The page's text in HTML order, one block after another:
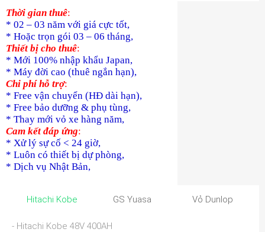
Thời gian thuê:
* 02 – 03 năm với giá cực tốt,
* Hoặc trọn gói 03 – 06 tháng,
Thiết bị cho thuê:
* Mới 100% nhập khẩu Japan,
* Máy đời cao (thuê ngắn hạn),
Chi phí hỗ trợ:
* Free vận chuyển (HĐ dài hạn),
* Free bảo dưỡng & phụ tùng,
* Thay mới vỏ xe hàng năm,
Cam kết đáp ứng:
* Xử lý sự cố < 24 giờ,
* Luôn có thiết bị dự phòng,
* Dịch vụ Nhật Bản,
Hitachi Kobe GS Yuasa Vỏ Dunlop
- Hitachi Kobe 48V 400AH